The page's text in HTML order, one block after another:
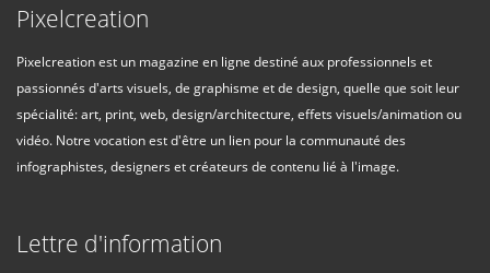
Pixelcreation
Pixelcreation est un magazine en ligne destiné aux professionnels et
passionnés d'arts visuels, de graphisme et de design, quelle que soit leur
spécialité: art, print, web, design/architecture, effets visuels/animation ou
vidéo. Notre vocation est d'être un lien pour la communauté des
infographistes, designers et créateurs de contenu lié à l'image.
Lettre d'information